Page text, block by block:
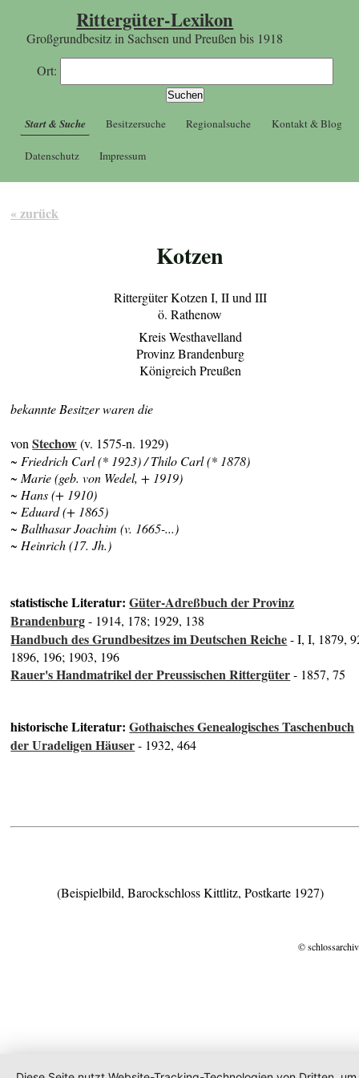
Rittergüter-Lexikon
Großgrundbesitz in Sachsen und Preußen bis 1918
Ort:
Start & Suche Besitzersuche Regionalsuche Kontakt & Blog
Datenschutz Impressum
« zurück
Kotzen
Rittergüter Kotzen I, II und III
ö. Rathenow
Kreis Westhavelland
Provinz Brandenburg
Königreich Preußen
bekannte Besitzer waren die
vonStechow(v. 1575-n. 1929)
~ Friedrich Carl (* 1923) / Thilo Carl (* 1878)
~ Marie (geb. von Wedel, + 1919)
~ Hans (+ 1910)
~ Eduard (+ 1865)
~ Balthasar Joachim (v. 1665-...)
~ Heinrich (17. Jh.)
statistische Literatur:Güter-Adreßbuch der Provinz
Brandenburg- 1914, 178; 1929, 138
Handbuch des Grundbesitzes im Deutschen Reiche- I, I, 1879,
1896, 196; 1903, 196
Rauer's Handmatrikel der Preussischen Rittergüter- 1857, 75
historische Literatur:Gothaisches Genealogisches Taschenbuch
der Uradeligen Häuser- 1932, 464
(Beispielbild, Barockschloss Kittlitz, Postkarte 1927)
©